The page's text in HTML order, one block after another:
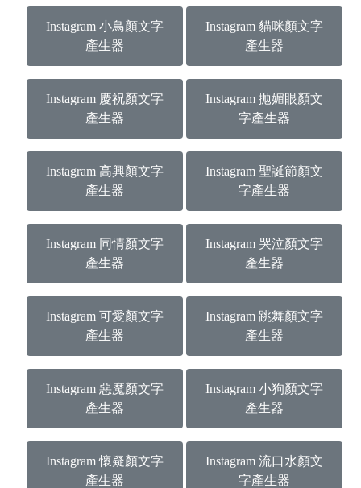
Instagram 小鳥顏文字
產生器
Instagram 貓咪顏文字
產生器
Instagram 慶祝顏文字
產生器
Instagram 拋媚眼顏文
字產生器
Instagram 高興顏文字
產生器
Instagram 聖誕節顏文
字產生器
Instagram 同情顏文字
產生器
Instagram 哭泣顏文字
產生器
Instagram 可愛顏文字
產生器
Instagram 跳舞顏文字
產生器
Instagram 惡魔顏文字
產生器
Instagram 小狗顏文字
產生器
Instagram 懷疑顏文字
產生器
Instagram 流口水顏文
字產生器